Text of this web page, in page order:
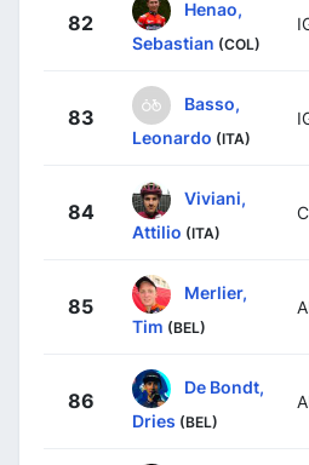
82
Henao,
Sebastian (COL)
83
Basso,
Leonardo (ITA)
84
Viviani,
Attilio (ITA)
85
Merlier,
Tim (BEL)
86
De Bondt,
Dries (BEL)